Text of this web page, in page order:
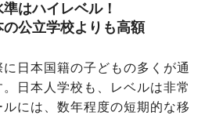
はハイレベル！
公立学校よりも高額
日本国籍の子どもの多くが通
日本人学校も、レベルは非常
には、数年程度の短期的な移